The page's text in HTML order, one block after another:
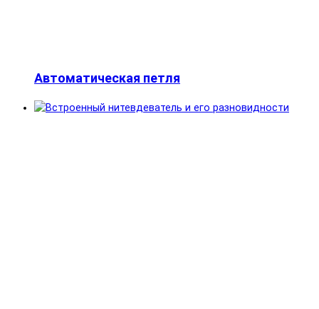
Автоматическая петля